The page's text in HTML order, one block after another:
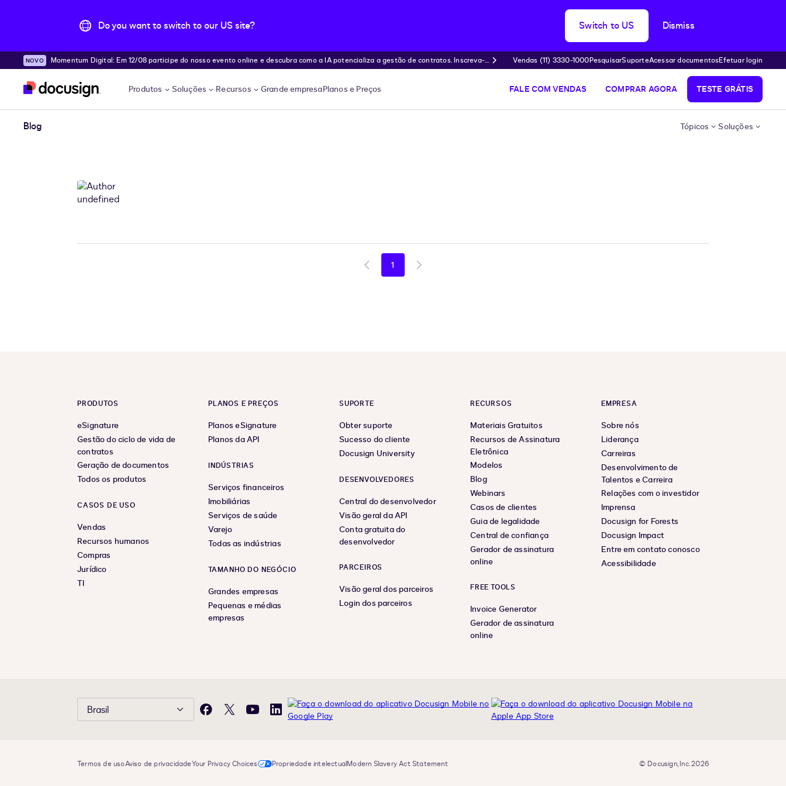
Do you want to switch to our US site? Switch to US Dismiss
Pular para o conteúdo principal
Momentum Digital: Em 12/08 participe do nosso evento online e descubra como a IA potencializa a gestão de contratos. Inscreva-s
e!
Vendas (11) 3330-1000PesquisarSuporteAcessar documentosEfetuar login
Produtos Soluções Recursos Grande empresaPlanos e Preços FALE COM VENDAS COMPRAR AGORA TESTE GRÁTIS
Blog Tópicos Soluções
Go
1
Go
PRODUTOS
eSignature
Gestão do ciclo de vida de
contratos
Geração de documentos
Todos os produtos
CASOS DE USO
Vendas
Recursos humanos
Compras
Jurídico
TI
PLANOS E PREÇOS
Planos eSignature
Planos da API
INDÚSTRIAS
Serviços financeiros
Imobiliárias
Serviços de saúde
Varejo
Todas as indústrias
TAMANHO DO NEGÓCIO
Grandes empresas
Pequenas e médias
empresas
SUPORTE
Obter suporte
Sucesso do cliente
Docusign University
DESENVOLVEDORES
Central do desenvolvedor
Visão geral da API
Conta gratuita do
desenvolvedor
PARCEIROS
Visão geral dos parceiros
Login dos parceiros
RECURSOS
Materiais Gratuitos
Recursos de Assinatura
Eletrônica
Modelos
Blog
Webinars
Casos de clientes
Guia de legalidade
Central de confiança
Gerador de assinatura
online
FREE TOOLS
Invoice Generator
Gerador de assinatura
online
EMPRESA
Sobre nós
Liderança
Carreiras
Desenvolvimento de
Talentos e Carreira
Relações com o investidor
Imprensa
Docusign for Forests
Docusign Impact
Entre em contato conosco
Acessibilidade
Brasil Facebook
X YouTubeLinkedIn
Termos de usoAviso de privacidadeYour Privacy Choices Propriedade intelectualModern Slavery Act Statement © Docusign, Inc. 2026